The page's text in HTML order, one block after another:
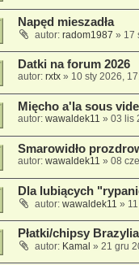
Napęd mieszadła
autor: radom1987 » 17
Datki na forum 2026
autor: rxtx» 10 sty 2026,
Mięcho a'la sous vide
autor: wawaldek11 » 03 lis
Smarowidło
autor: wawaldek11 » 08
Dla lubiących
autor: wawaldek11 »
Płatki/chipsy Brazylia
autor: Kamal » 21 gru